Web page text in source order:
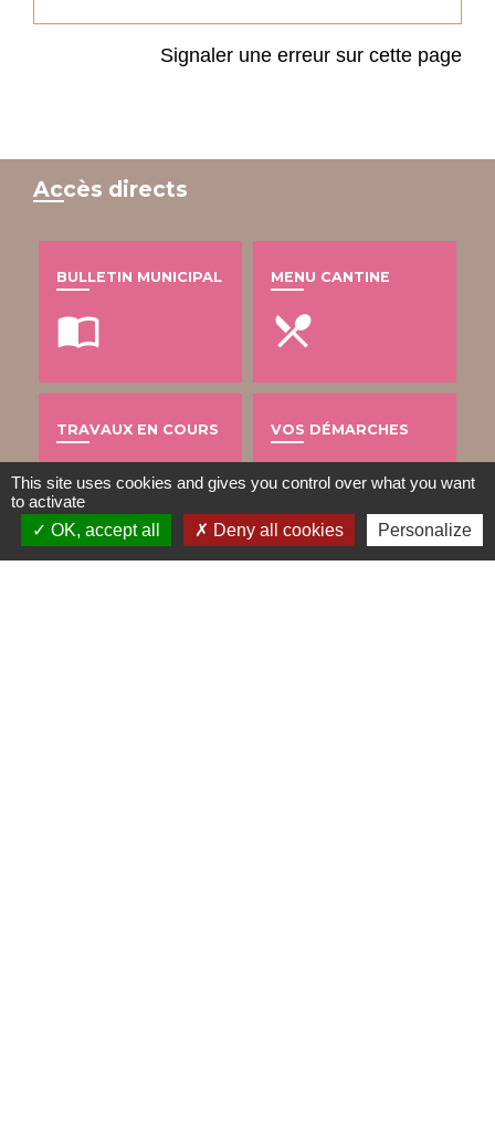
Signaler une erreur sur cette page
Accès directs
BULLETIN MUNICIPAL
import_contacts
MENU CANTINE
local_dining
TRAVAUX EN COURS
build
VOS DÉMARCHES
account_balance
This site uses cookies and gives you control over what you want
to activate
OK, accept all
Deny all cookies Personalize